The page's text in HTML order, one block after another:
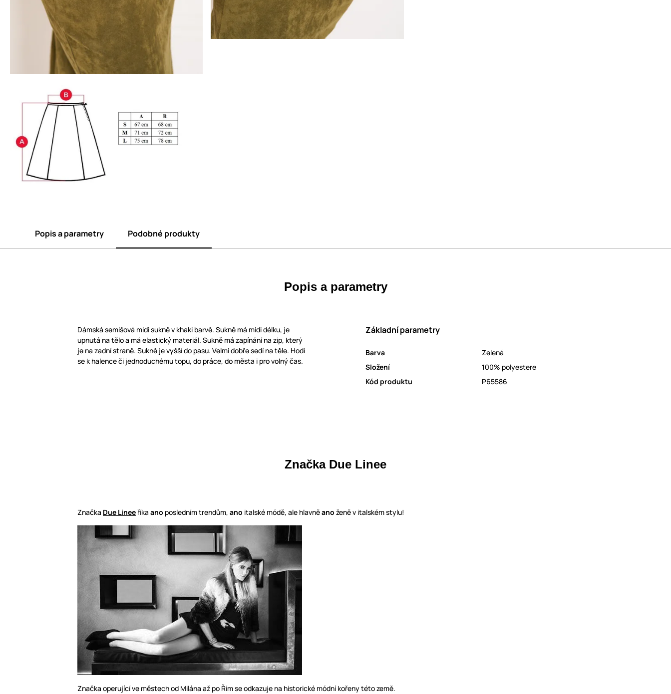
Popis a parametry Podobné produkty
Popis a parametry
Dámská semišová midi sukně v khaki barvě. Sukně má midi délku, je
upnutá na tělo a má elastický materiál. Sukně má zapínání na zip, který
je na zadní straně. Sukně je vyšší do pasu. Velmi dobře sedí na těle. Hodí
se k halence či jednoduchému topu, do práce, do města i pro volný čas.
Základní parametry
Barva
Zelená
Složení
100% polyestere
Kód produktu
P65586
Značka Due Linee
Značka Due Linee říka ano posledním trendům, ano italské módě, ale hlavněano ženě v italském stylu!
Značka operující ve městech od Milána až po Řím se odkazuje na historické módní kořeny této země.